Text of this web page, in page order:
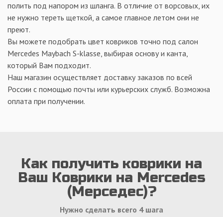
полить под напором из шланга. В отличие от ворсовых, их
не нужно тереть щеткой, а самое главное летом они не
преют.
Вы можете подобрать цвет ковриков точно под салон
Mercedes Maybach S-klasse, выбирая основу и канта,
который Вам подходит.
Наш магазин осуществляет доставку заказов по всей
России с помощью почты или курьерских служб. Возможна
оплата при получении.
Как получить коврики на
Ваш Коврики на Mercedes
(Мерседес)?
Нужно сделать всего 4 шага